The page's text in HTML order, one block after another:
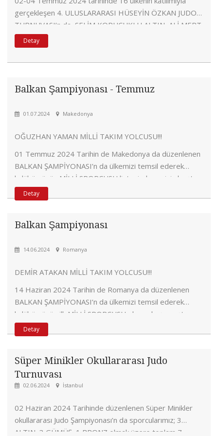
gerçekleşen 4. ULUSLARARASI HÜSEYİN ÖZKAN JUDO
TURNUVASI’n da SELİM KORUCUKLU ALTIN, ALİ MERT
ÖZDEN GÜMÜŞ, ALİ KERİM BAŞMISIRLI BRONZ
madalya kazanmayı başarmıştır.
Detay
Balkan Şampiyonası - Temmuz
01.07.2024 Makedonya
OĞUZHAN YAMAN MİLLİ TAKIM YOLCUSU!!!
01 Temmuz 2024 Tarihin de Makedonya da düzenlenen
BALKAN ŞAMPİYONASI’n da ülkemizi temsil ederek
kulübümüzün MİLLİ SPORCUSU listesinde yerini almıştır.
Detay
Balkan Şampiyonası
14.06.2024 Romanya
DEMİR ATAKAN MİLLİ TAKIM YOLCUSU!!!
14 Haziran 2024 Tarihin de Romanya da düzenlenen
BALKAN ŞAMPİYONASI’n da ülkemizi temsil ederek
kulübümüzün ilk MİLLİ SPORCUSU olmayı başarmıştır.
Detay
Süper Minikler Okullararası Judo
Turnuvası
02.06.2024 İstanbul
02 Haziran 2024 Tarihinde düzenlenen Süper Minikler
okullararası Judo Şampiyonası’n da sporcularımız; 3
ALTIN, 3 GÜMÜŞ, 1 BRONZ olmak üzere toplam 7